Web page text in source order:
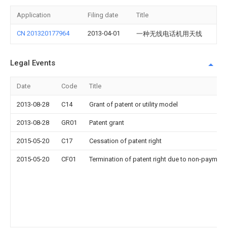
Application Filing date Title
CN 201320177964 2013-04-01 一种无线电话机用天线
Legal Events
Date Code Title
2013-08-28 C14 Grant of patent or utility model
2013-08-28 GR01 Patent grant
2015-05-20 C17 Cessation of patent right
2015-05-20 CF01 Termination of patent right due to non-